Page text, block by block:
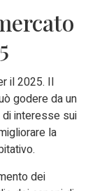
il 2025. Il
godere da un
interesse sui
la
dei